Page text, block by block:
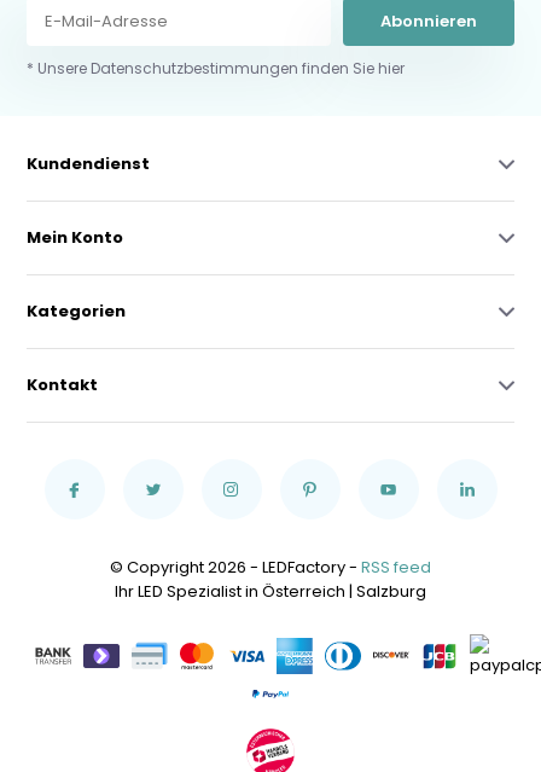
Abonnieren
* Unsere Datenschutzbestimmungen finden Sie hier
Kundendienst
Mein Konto
Kategorien
Kontakt
© Copyright 2026 - LEDFactory - RSS feed
Ihr LED Spezialist in Österreich | Salzburg